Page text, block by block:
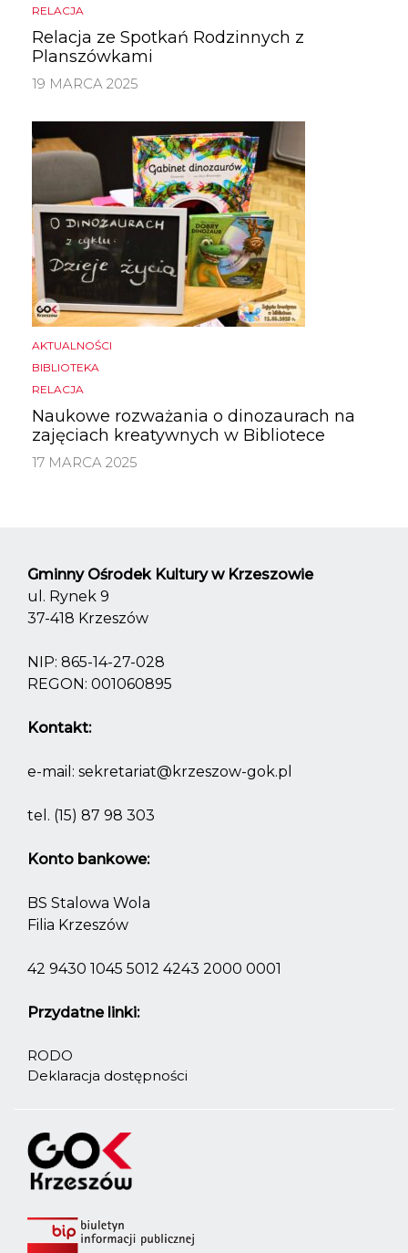
RELACJA
Relacja ze Spotkań Rodzinnych z
Planszówkami
19 MARCA 2025
AKTUALNOŚCI
BIBLIOTEKA
RELACJA
Naukowe rozważania o dinozaurach na
zajęciach kreatywnych w Bibliotece
17 MARCA 2025
Gminny Ośrodek Kultury w Krzeszowie
ul. Rynek 9
37-418 Krzeszów
NIP: 865-14-27-028
REGON: 001060895
Kontakt:
e-mail: sekretariat@krzeszow-gok.pl
tel. (15) 87 98 303
Konto bankowe:
BS Stalowa Wola
Filia Krzeszów
42 9430 1045 5012 4243 2000 0001
Przydatne linki:
RODO
Deklaracja dostępności